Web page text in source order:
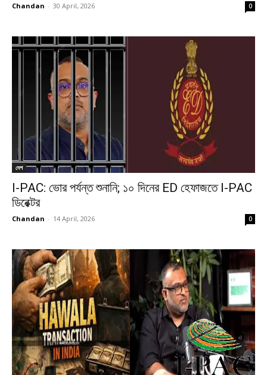
Chandan - 30 April, 2026 0
দেশ
I-PAC: ভোর পর্যন্ত শুনানি; ১০ দিনের ED হেফাজতে I-PAC
ডিরেক্টর
Chandan - 14 April, 2026 0